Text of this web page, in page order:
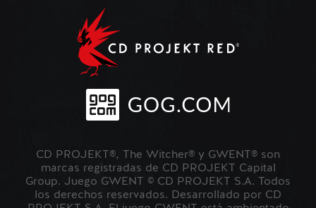
CD PROJEKT®, The Witcher® y GWENT® son
marcas registradas de CD PROJEKT Capital
Group. Juego GWENT © CD PROJEKT S.A. Todos
los derechos reservados. Desarrollado por CD